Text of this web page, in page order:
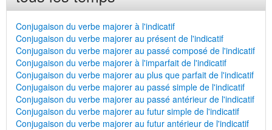
Conjugaison du verbe majorer à l'indicatif
Conjugaison du verbe majorer au présent de l'indicatif
Conjugaison du verbe majorer au passé composé de l'indicatif
Conjugaison du verbe majorer à l'imparfait de l'indicatif
Conjugaison du verbe majorer au plus que parfait de l'indicatif
Conjugaison du verbe majorer au passé simple de l'indicatif
Conjugaison du verbe majorer au passé antérieur de l'indicatif
Conjugaison du verbe majorer au futur simple de l'indicatif
Conjugaison du verbe majorer au futur antérieur de l'indicatif